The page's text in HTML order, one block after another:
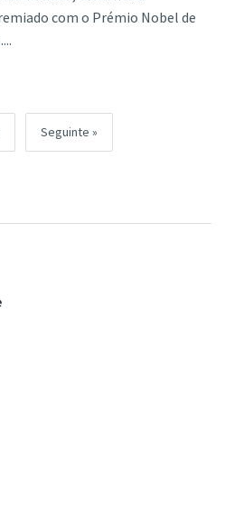
com o Prémio Nobel de
Seguinte